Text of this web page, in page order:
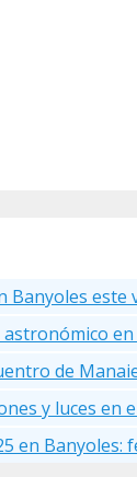
Banyoles este
de
y luces en
en Banyoles: